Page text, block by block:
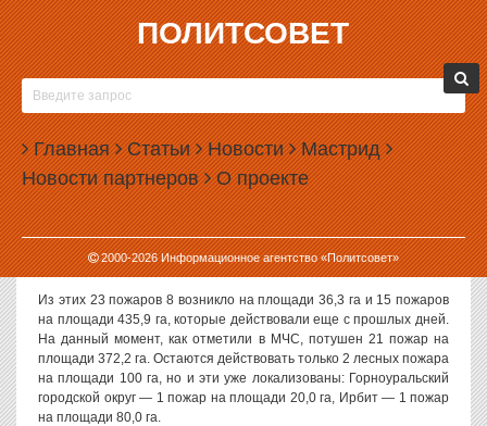
ПОЛИТСОВЕТ
Главная Статьи Новости Мастрид
Новости партнеров О проекте
2000-2026Информационное агентство «Политсовет»
28.04.2008, 09:13
ПОХОЛОДАНИЕ В СВЕРДЛОВСКОЙ ОБЛАСТИ
СОКРАТИЛО КОЛИЧЕСТВО ЛЕСНЫХ ПОЖАРОВ
С наступлением похолодания на территории Свердловской
области существенно сократилось число лесных пожаров. Как
сообщает пресс-служба МЧС по Свердловской области, за
прошедшие сутки в области зарегистрировано всего 23
возгорания на площади 472,2 га против нескольких сотен,
которые ежедневно возникали на прошлой неделе.
Из этих 23 пожаров 8 возникло на площади 36,3 га и 15 пожаров
на площади 435,9 га, которые действовали еще с прошлых дней.
На данный момент, как отметили в МЧС, потушен 21 пожар на
площади 372,2 га. Остаются действовать только 2 лесных пожара
на площади 100 га, но и эти уже локализованы: Горноуральский
городской округ — 1 пожар на площади 20,0 га, Ирбит — 1 пожар
на площади 80,0 га.